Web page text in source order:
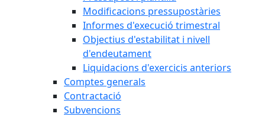
Modificacions pressupostàries
Informes d'execució trimestral
Objectius d'estabilitat i nivell
d'endeutament
Liquidacions d'exercicis anteriors
Comptes generals
Contractació
Subvencions